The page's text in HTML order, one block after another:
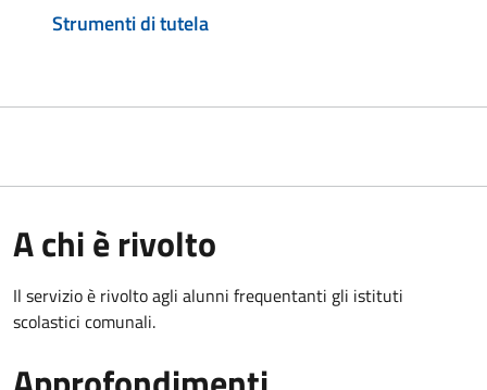
Strumenti di tutela
A chi è rivolto
Il servizio è rivolto agli alunni frequentanti gli istituti
scolastici comunali.